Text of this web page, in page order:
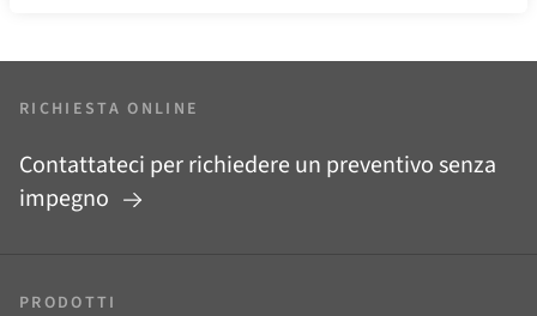
RICHIESTA ONLINE
Contattateci per richiedere un preventivo senza
impegno
PRODOTTI